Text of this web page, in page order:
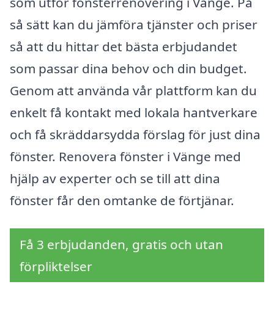
så sätt kan du jämföra tjänster och priser
så att du hittar det bästa erbjudandet
som passar dina behov och din budget.
Genom att använda vår plattform kan du
enkelt få kontakt med lokala hantverkare
och få skräddarsydda förslag för just dina
fönster. Renovera fönster i Vänge med
hjälp av experter och se till att dina
fönster får den omtanke de förtjänar.
Få 3 erbjudanden, gratis och utan
förpliktelser